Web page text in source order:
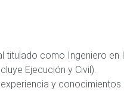
titulado como Ingeniero en
Ejecución y Civil).
y conocimientos